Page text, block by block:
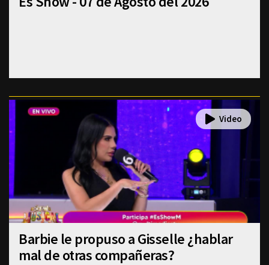
Barbie le propuso a Gisselle ¿hablar
mal de otras compañeras?